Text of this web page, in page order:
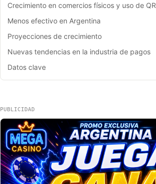
Crecimiento en comercios físicos y uso de QR
Menos efectivo en Argentina
Proyecciones de crecimiento
Nuevas tendencias en la industria de pagos
Datos clave
PUBLICIDAD